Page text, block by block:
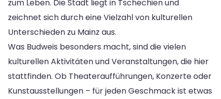
zum Leben. Die Stadt liegt in Tschechien und
zeichnet sich durch eine Vielzahl von kulturellen
Unterschieden zu Mainz aus.
Was Budweis besonders macht, sind die vielen
kulturellen Aktivitäten und Veranstaltungen, die hier
stattfinden. Ob Theateraufführungen, Konzerte oder
Kunstausstellungen – für jeden Geschmack ist etwas